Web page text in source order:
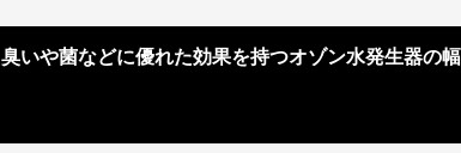
臭いや菌などに優れた効果を持つオゾン水発生器の